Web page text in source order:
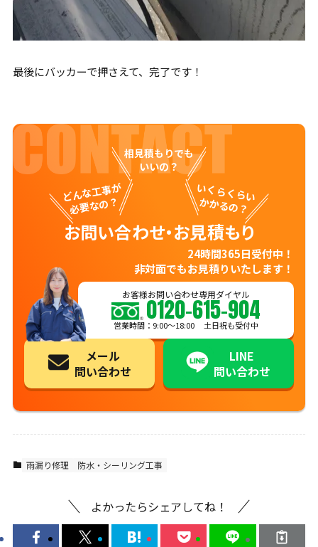
最後にバッカーで押さえて、完了です！
相見積もりでも
いいの？
どんな工事が
必要なの？
いくらくらい
かかるの？
お問い合わせ・お見積もり
24時間365日受付中！
非対面でもお見積りいたします！
お客様お問い合わせ専用ダイヤル
0120-615-904
営業時間：9:00〜18:00 土日祝も受付中
メール
問い合わせ
LINE
問い合わせ
雨漏り修理 防水・シーリング工事
よかったらシェアしてね！